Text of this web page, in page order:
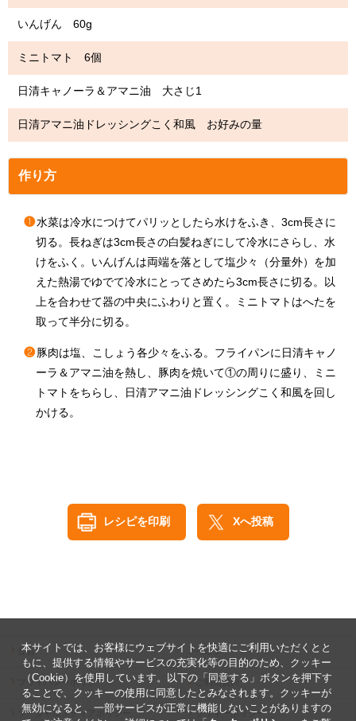
いんげん 60g
ミニトマト 6個
日清キャノーラ＆アマニ油 大さじ1
日清アマニ油ドレッシングこく和風 お好みの量
作り方
❶水菜は冷水につけてパリッとしたら水けをふき、3cm長さに
切る。長ねぎは3cm長さの白髪ねぎにして冷水にさらし、水
けをふく。いんげんは両端を落として塩少々（分量外）を加
えた熱湯でゆでて冷水にとってさめたら3cm長さに切る。以
上を合わせて器の中央にふわりと置く。ミニトマトはへたを
取って半分に切る。
❷ 豚肉は塩、こしょう各少々をふる。フライパンに日清キャノ
ーラ＆アマニ油を熱し、豚肉を焼いて①の周りに盛り、ミニ
トマトをちらし、日清アマニ油ドレッシングこく和風を回し
かける。
レシピを印刷 Xへ投稿
公告 ヘルプ
プライバシーポリシー ご利用規約
ソーシャルメディアポリシー クッキーポリシー
本サイトでは、お客様にウェブサイトを快適にご利用いただくとと
もに、提供する情報やサービスの充実化等の目的のため、クッキー
（Cookie）を使用しています。以下の「同意する」ボタンを押下す
ることで、クッキーの使用に同意したとみなされます。クッキーが
無効になると、一部サービスが正常に機能しないことがありますの